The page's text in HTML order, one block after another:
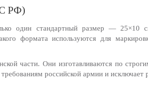
РФ)
один стандартный размер — 25×10
формата используются для
части. Они изготавливаются по
российской армии и исключает